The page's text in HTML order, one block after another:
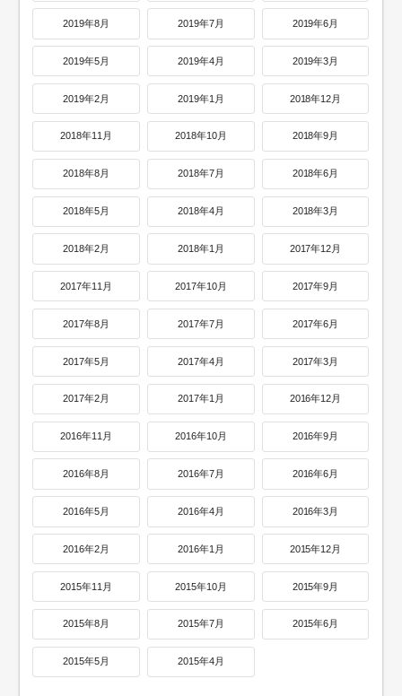
2019年8月 2019年7月 2019年6月
2019年5月 2019年4月 2019年3月
2019年2月 2019年1月 2018年12月
2018年11月 2018年10月 2018年9月
2018年8月 2018年7月 2018年6月
2018年5月 2018年4月 2018年3月
2018年2月 2018年1月 2017年12月
2017年11月 2017年10月 2017年9月
2017年8月 2017年7月 2017年6月
2017年5月 2017年4月 2017年3月
2017年2月 2017年1月 2016年12月
2016年11月 2016年10月 2016年9月
2016年8月 2016年7月 2016年6月
2016年5月 2016年4月 2016年3月
2016年2月 2016年1月 2015年12月
2015年11月 2015年10月 2015年9月
2015年8月 2015年7月 2015年6月
2015年5月 2015年4月